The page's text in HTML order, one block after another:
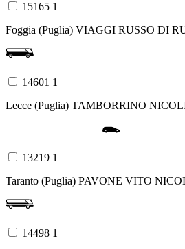
15165 1
Foggia (Puglia) VIAGGI RUSSO DI
14601 1
Lecce (Puglia) TAMBORRINO
13219 1
Taranto (Puglia) PAVONE VITO
14498 1